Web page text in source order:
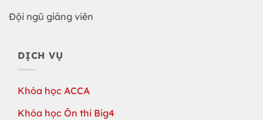
Đội ngũ giảng viên
DỊCH VỤ
Khóa học ACCA
Khóa học Ôn thi Big4